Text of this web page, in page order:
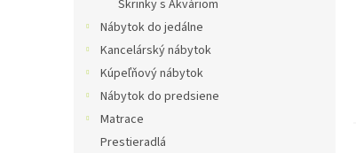
Skrinky s Akváriom
Nábytok do jedálne
Kancelárský nábytok
Kúpeľňový nábytok
Nábytok do predsiene
Matrace
Prestieradlá